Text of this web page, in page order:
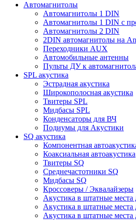
Автомагнитолы
Автомагнитолы 1 DIN
Автомагнитолы 1 DIN с
Автомагнитолы 2 DIN
2DIN автомагнитолы на
Переходники AUX
Автомобильные антенны
Пульты ДУ к
SPL акустика
Эстрадная акустика
Широкополосная акустика
Твитеры SPL
Мидбасы SPL
Конденсаторы для ВЧ
Подиумы для Акустики
SQ акустика
Компонентная
Коаксиальная автоакустика
Твитеры SQ
Среднечастотники SQ
Мидбасы SQ
Кроссоверы / Эквалайзеры
Акустика в штатные
Акустика в штатные места
Акустика в штатные